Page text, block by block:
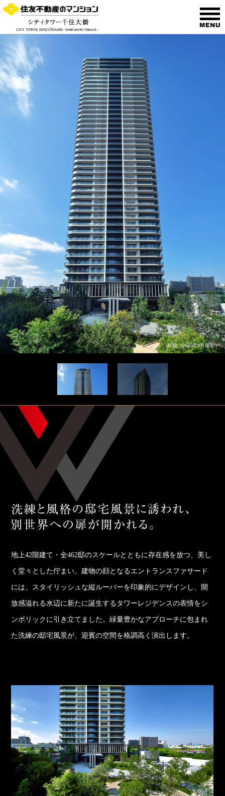
外観（2025年9月撮影）
地上42階建て・全462邸のスケールとともに存在感を放つ、美し
く堂々とした佇まい。建物の顔となるエントランスファサード
には、スタイリッシュな縦ルーバーを印象的にデザインし、開
放感溢れる水辺に新たに誕生するタワーレジデンスの表情をシ
ンボリックに引き立てました。緑量豊かなアプローチに包まれ
た洗練の邸宅風景が、迎賓の空間を格調高く演出します。